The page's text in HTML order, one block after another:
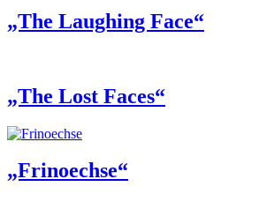
„The Laughing Face“
„The Lost Faces“
„Frinoechse“